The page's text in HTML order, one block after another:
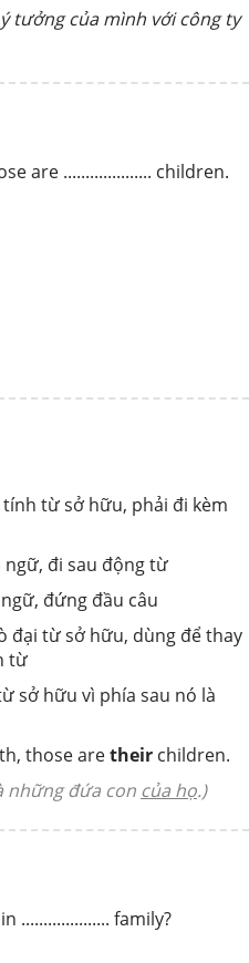
tưởng của mình với công ty
are .................... children.
từ sở hữu, phải đi kèm
đi sau động từ
đứng đầu câu
đại từ sở hữu, dùng để thay
từ
sở hữu vì phía sau nó là
those aretheir children.
những đứa con của họ.)
.................... family?